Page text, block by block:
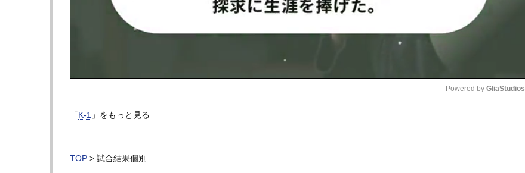
K-1実行委員会『K-1 WORLD MAX 2025』
2025年2月9日（日）東京・国立代々木競技場 第二体育館
▼第20試合 青山エリュシオンハウス Presents K-1 WORLD GPスーパー・バンタム級タイトルマッチ 3分
〇金子晃大（K-1ジム自由ヶ丘/FROG GYM/王者）
●マノリス・カリスティス（ギリシャ/NAS CAMP- SOR DECHAPANT/挑戦者）
金子は同級王者であり、K-1 MAX 2024 -55kg世界最強決定トーナメント
Powered by GliaStudios
「K-1 」をもっと見る
TOP > 試合結果個別